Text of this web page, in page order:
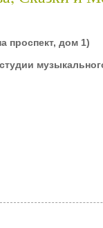
проспект, дом 1)